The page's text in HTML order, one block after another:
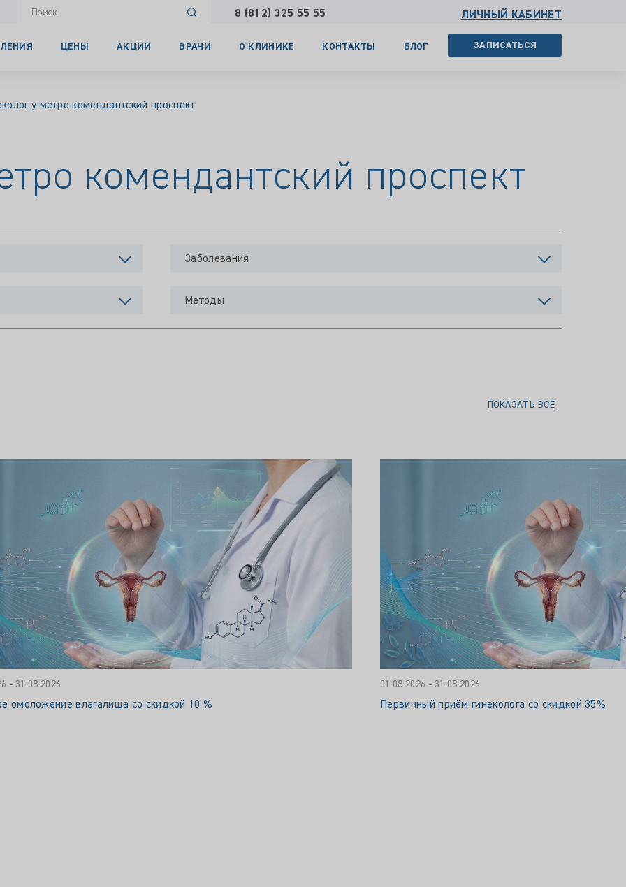
8 (812) 325 55 55 ЛИЧНЫЙ КАБИНЕТ
ЦЕНЫ АКЦИИ ВРАЧИ О КЛИНИКЕ КОНТАКТЫ БЛОГ ЗАПИСАТЬСЯ
у метро комендантский проспект
комендантский проспект
Заболевания
Методы
ПОКАЗАТЬ ВСЕ
- 31.08.2026
омоложение влагалища со скидкой 10 %
01.08.2026 - 31.08.2026
Первичный приём гинеколога со скидкой 35%